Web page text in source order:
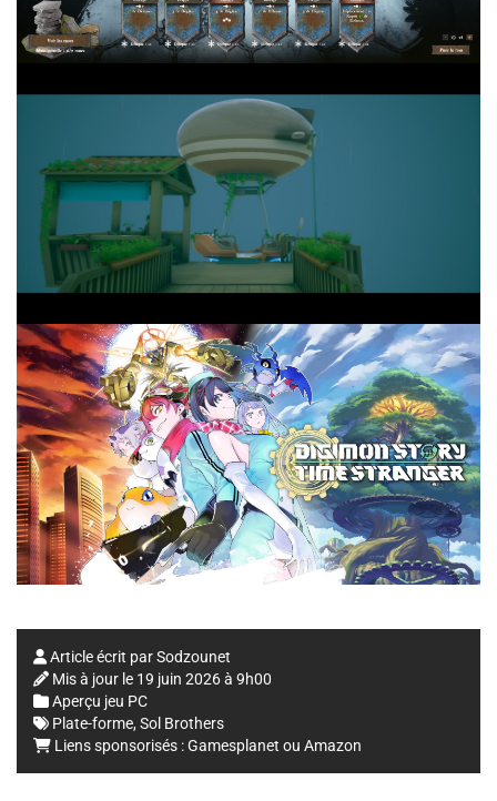
Article écrit parSodzounet
Mis à jour le 19 juin 2026 à 9h00
Aperçu jeu PC
Plate-forme, Sol Brothers
Liens sponsorisés :Gamesplanet ou Amazon